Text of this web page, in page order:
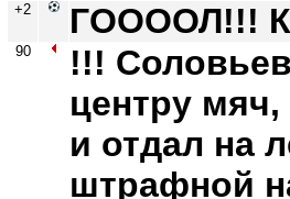
+2 ГООООЛ!!!
90
!!!
центру
и отдал на
штрафной